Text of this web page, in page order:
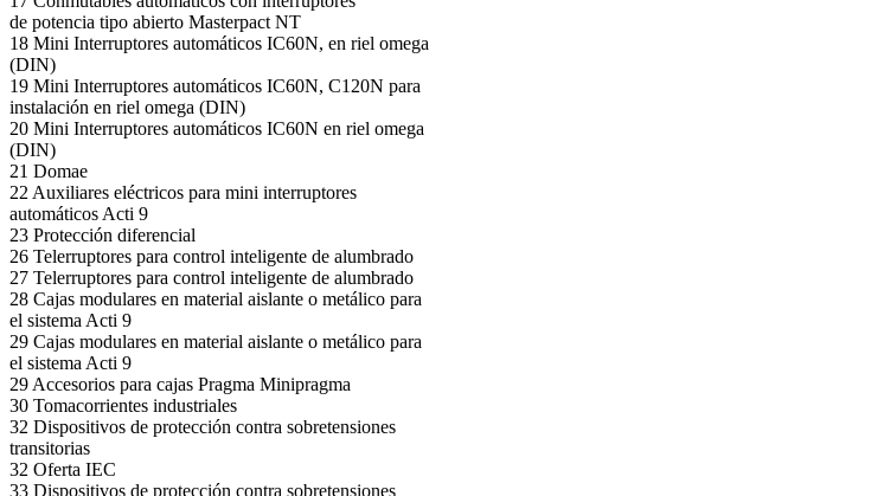
de potencia tipo abierto Masterpact NT
18 Mini Interruptores automáticos IC60N, en riel omega
(DIN)
19 Mini Interruptores automáticos IC60N, C120N para
instalación en riel omega (DIN)
20 Mini Interruptores automáticos IC60N en riel omega
(DIN)
21 Domae
22 Auxiliares eléctricos para mini interruptores
automáticos Acti 9
23 Protección diferencial
26 Telerruptores para control inteligente de alumbrado
27 Telerruptores para control inteligente de alumbrado
28 Cajas modulares en material aislante o metálico para
el sistema Acti 9
29 Cajas modulares en material aislante o metálico para
el sistema Acti 9
29 Accesorios para cajas Pragma Minipragma
30 Tomacorrientes industriales
32 Dispositivos de protección contra sobretensiones
transitorias
32 Oferta IEC
33 Dispositivos de protección contra sobretensiones